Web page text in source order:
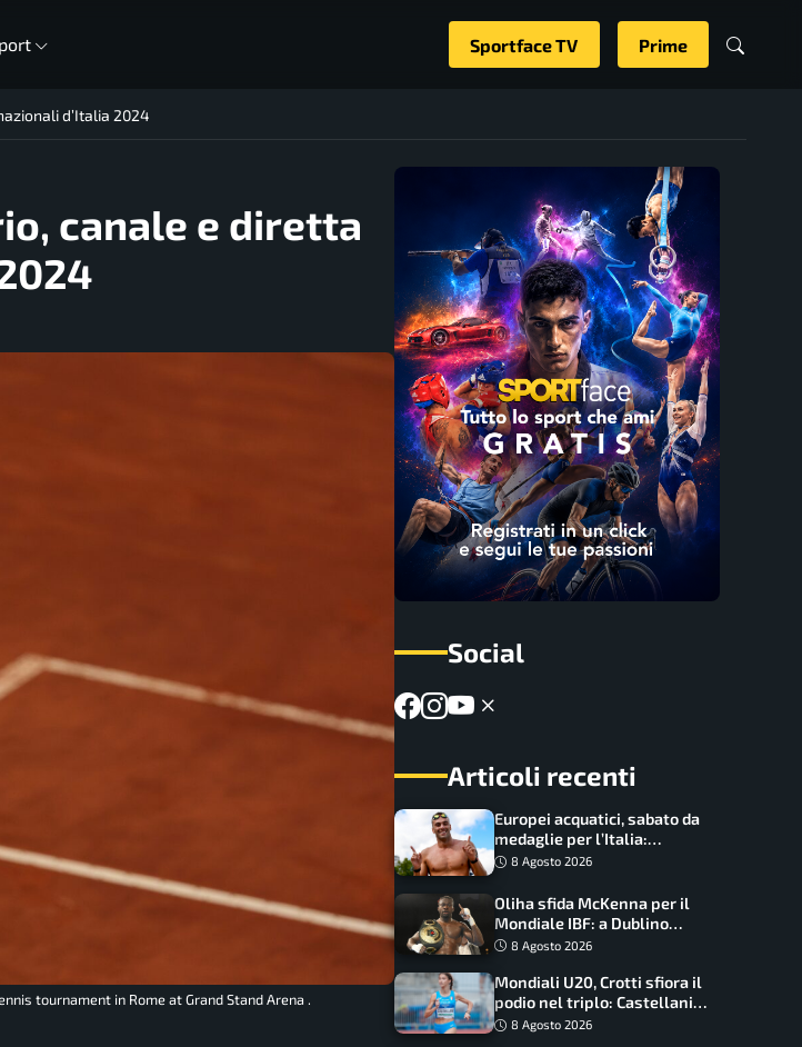
Sportface TV Prime
d’Italia 2024
canale e diretta
tournament in Rome at Grand Stand Arena .
Social
Articoli recenti
Europei acquatici, sabato da
medaglie per l’Italia:
Paltrinieri guida la staffetta,
grandi altezze
8 Agosto 2026
Oliha sfida McKenna per il
Mondiale IBF: a Dublino
serve l’impresa nella tana
8 Agosto 2026
Mondiali U20, Crotti sfiora il
podio nel triplo: Castellani
da record, Succo in finale
8 Agosto 2026